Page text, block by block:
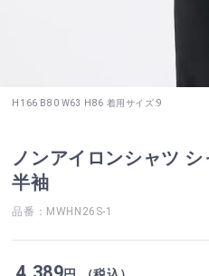
H166 B80 W63 H86 着用サイズ:9
ノンアイロンシャツ
半袖
品番：MWHN26S-1